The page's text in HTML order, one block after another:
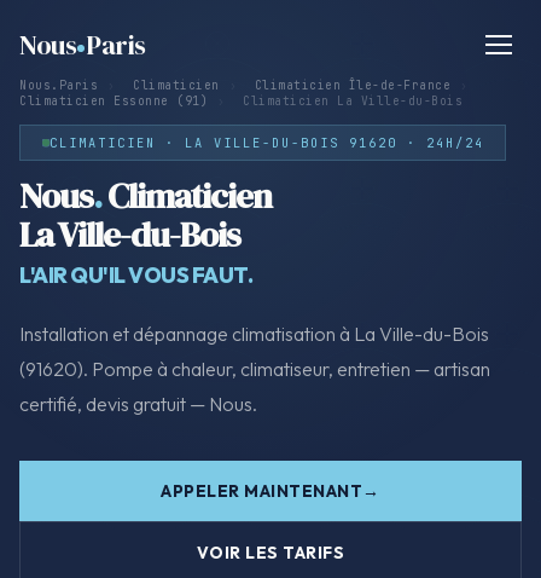
Nous Paris
Nous.Paris Climaticien Climaticien Île-de-France
Climaticien Essonne (91)
Climaticien La Ville-du-Bois
CLIMATICIEN · LA VILLE-DU-BOIS 91620 · 24H/24
Nous.Climaticien
La Ville-du-Bois
L'AIR QU'IL VOUS FAUT.
Installation et dépannage climatisation à La Ville-du-Bois
(91620). Pompe à chaleur, climatiseur, entretien — artisan
certifié, devis gratuit — Nous.
APPELER MAINTENANT
VOIR LES TARIFS